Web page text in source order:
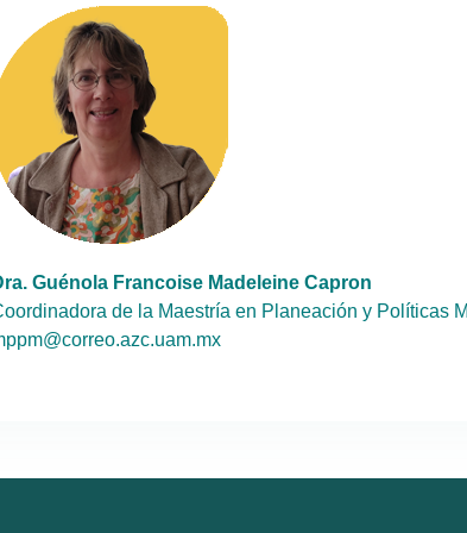
Guénola Francoise Madeleine Capron
de la Maestría en Planeación y Políticas